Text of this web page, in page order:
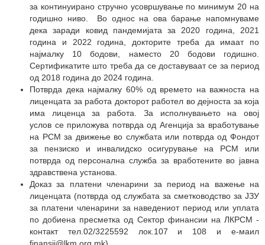
за континуирано стручно усовршување по минимум 20 на
годишно ниво. Во однос на ова барање напомнуваме
дека заради ковид пандемијата за 2020 година, 2021
година и 2022 година, докторите треба да имаат по
најмалку 10 бодови, наместо 20 бодови годишно.
Сертификатите што треба да се доставуваат се за период
од 2018 година до 2024 година.
Потврда дека најмалку 60% од времето на важноста на
лиценцата за работа докторот работел во дејноста за која
има лиценца за работа. За исполнувањето на овој
услов се приложува потврда од Агенција за вработување
на РСМ за движење во службата или потврда од Фондот
за пензиско и инвалидско осигурување на РСМ или
потврда од персонална служба за вработените во јавна
здравствена установа.
Доказ за платени членарини за период на важење на
лиценцата (потврда од службата за сметководство за ЈЗУ
за платени членарини за наведениот период или уплата
по добиена пресметка од Сектор финансии на ЛКРСМ -
контакт тел.02/3225592 лок.107 и 108 и е-маил
finansii@lkm.org.mk)